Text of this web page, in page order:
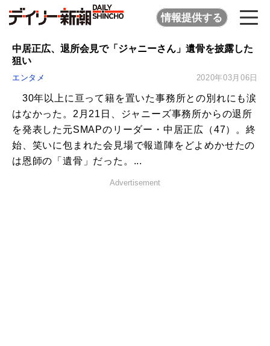
情報提供する
中居正広、退所会見で「ジャニーさん」遺骨を披露した
狙い
エンタメ 2020年03月06日
30年以上に亘って籍を置いた事務所との別れにも涙
はなかった。2月21日、ジャニーズ事務所からの退所
を発表した元SMAPのリーダー・中居正広（47）。終
始、笑いに包まれた会見場で報道陣をどよめかせたの
は恩師の「遺骨」だった。...
Advertisement